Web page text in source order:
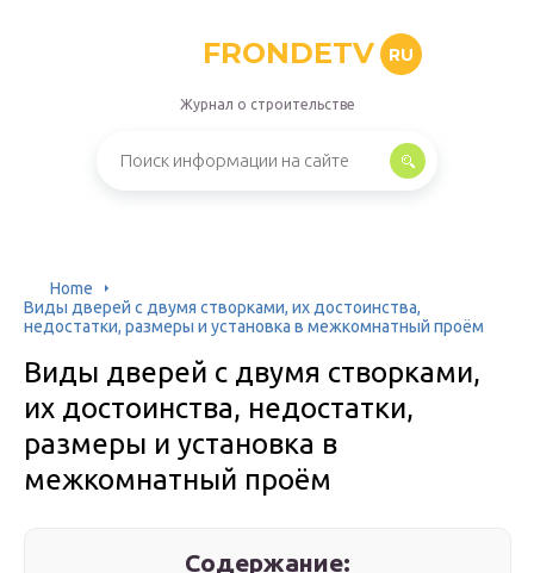
FRONDETV RU
Журнал о строительстве
Home
Виды дверей с двумя створками, их достоинства,
недостатки, размеры и установка в межкомнатный проём
Виды дверей с двумя створками,
их достоинства, недостатки,
размеры и установка в
межкомнатный проём
Содержание: